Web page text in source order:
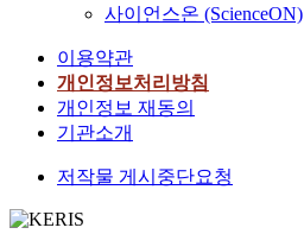
사이언스온 (ScienceON)
이용약관
개인정보처리방침
개인정보 재동의
기관소개
저작물 게시중단요청